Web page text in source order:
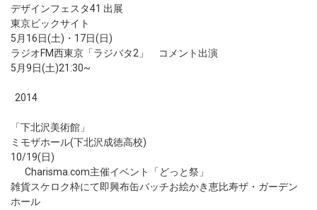
デザインフェスタ41 出展
東京ビックサイト
5月16日(土)・17日(日)
ラジオFM西東京「ラジバタ2」 コメント出演
5月9日(土)21:30~
2014
「下北沢美術館」
ミモザホール(下北沢成徳高校)
10/19(日)
Charisma.cоm主催イベント「どっと祭」
雑貨スケロク枠にて即興布缶バッチお絵かき恵比寿ザ・ガーデン
ホール